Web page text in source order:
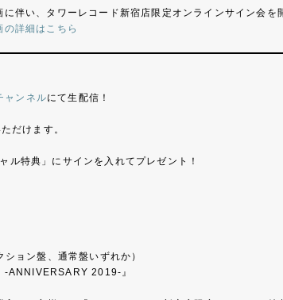
伴い、タワーレコード新宿店限定オンラインサイン会を
詳細はこちら
ャンネルにて生配信！
だけます。
特典」にサインを入れてプレゼント！
ョン盤、通常盤いずれか）
ANNIVERSARY 2019-』